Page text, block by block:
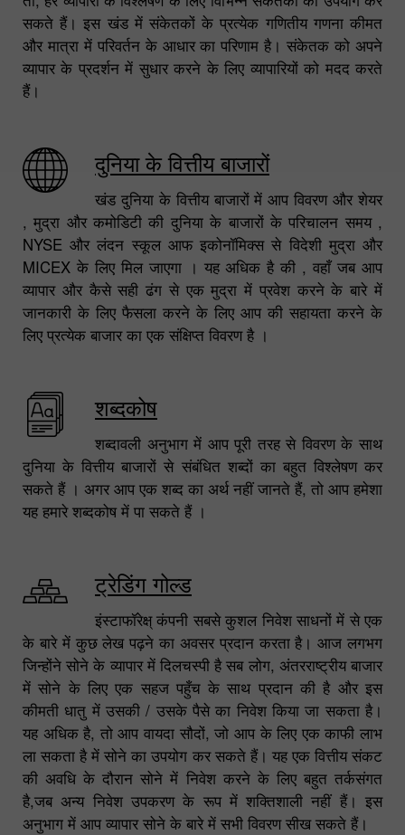
सकते हैं। इस खंड में संकेतकों के प्रत्येक गणितीय गणना कीमत
और मात्रा में परिवर्तन के आधार का परिणाम है। संकेतक को अपने
व्यापार के प्रदर्शन में सुधार करने के लिए व्यापारियों को मदद करते
हैं।
दुनिया के वित्तीय बाजारों
खंड दुनिया के वित्तीय बाजारों में आप विवरण और शेयर
, मुद्रा और कमोडिटी की दुनिया के बाजारों के परिचालन समय ,
NYSE और लंदन स्कूल आफ इकोनॉमिक्स से विदेशी मुद्रा और
MICEX के लिए मिल जाएगा । यह अधिक है की , वहाँ जब आप
व्यापार और कैसे सही ढंग से एक मुद्रा में प्रवेश करने के बारे में
जानकारी के लिए फैसला करने के लिए आप की सहायता करने के
लिए प्रत्येक बाजार का एक संक्षिप्त विवरण है ।
शब्दकोष
शब्दावली अनुभाग में आप पूरी तरह से विवरण के साथ
दुनिया के वित्तीय बाजारों से संबंधित शब्दों का बहुत विश्लेषण कर
सकते हैं । अगर आप एक शब्द का अर्थ नहीं जानते हैं, तो आप हमेशा
यह हमारे शब्दकोष में पा सकते हैं ।
ट्रेडिंग गोल्ड
इंस्टाफॉरेक्ष् कंपनी सबसे कुशल निवेश साधनों में से एक
के बारे में कुछ लेख पढ़ने का अवसर प्रदान करता है। आज लगभग
जिन्होंने सोने के व्यापार में दिलचस्पी है सब लोग, अंतरराष्ट्रीय बाजार
में सोने के लिए एक सहज पहुँच के साथ प्रदान की है और इस
कीमती धातु में उसकी / उसके पैसे का निवेश किया जा सकता है।
यह अधिक है, तो आप वायदा सौदों, जो आप के लिए एक काफी लाभ
ला सकता है में सोने का उपयोग कर सकते हैं। यह एक वित्तीय संकट
की अवधि के दौरान सोने में निवेश करने के लिए बहुत तर्कसंगत
है,जब अन्य निवेश उपकरण के रूप में शक्तिशाली नहीं हैं। इस
अनुभाग में आप व्यापार सोने के बारे में सभी विवरण सीख सकते हैं।